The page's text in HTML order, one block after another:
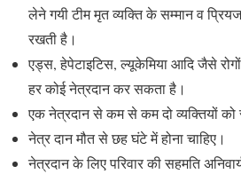
लेने गयी टीम मृत व्यक्ति के सम्मान व
रखती है।
एड्स, हेपेटाइटिस, ल्यूकेमिया आदि जैसे
हर कोई नेत्रदान कर सकता है।
एक नेत्रदान से कम से कम दो व्यक्तियों को
नेत्र दान मौत से छह घंटे में होना चाहिए।
नेत्रदान के लिए परिवार की सहमति